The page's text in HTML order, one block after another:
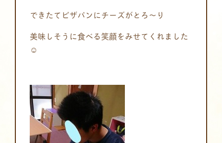
できたてピザパンにチーズがとろ～り
美味しそうに食べる笑顔をみせてくれました
☺